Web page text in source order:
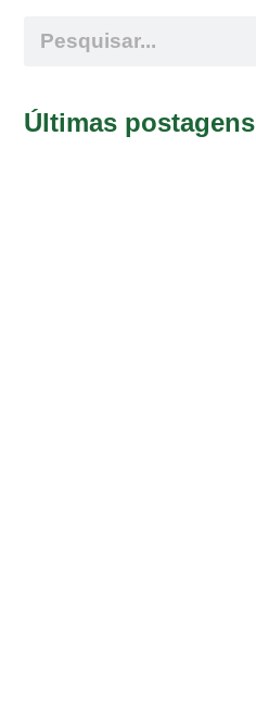
Últimas postagens